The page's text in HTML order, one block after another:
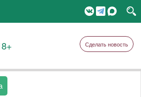
Сделать новость